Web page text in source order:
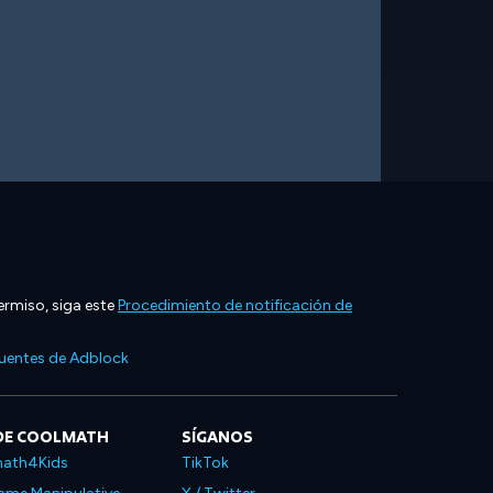
siga esteProcedimiento de notificación de
de Adblock
COOLMATH SÍGANOS
TikTok